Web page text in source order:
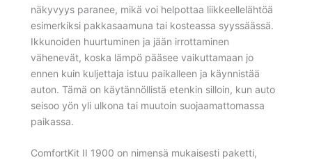
näkyvyys paranee, mikä voi helpottaa liikkeellelähtöä
esimerkiksi pakkasaamuna tai kosteassa syyssäässä.
Ikkunoiden huurtuminen ja jään irrottaminen
vähenevät, koska lämpö pääsee vaikuttamaan jo
ennen kuin kuljettaja istuu paikalleen ja käynnistää
auton. Tämä on käytännöllistä etenkin silloin, kun auto
seisoo yön yli ulkona tai muutoin suojaamattomassa
paikassa.
ComfortKit II 1900 on nimensä mukaisesti paketti,